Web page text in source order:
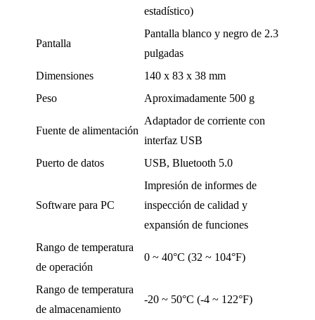
estadístico)
Pantalla
Pantalla blanco y negro de 2.3
pulgadas
Dimensiones
140 x 83 x 38 mm
Peso
Aproximadamente 500 g
Fuente de alimentación
Adaptador de corriente con
interfaz USB
Puerto de datos
USB, Bluetooth 5.0
Software para PC
Impresión de informes de
inspección de calidad y
expansión de funciones
Rango de temperatura
de operación
0 ~ 40°C (32 ~ 104°F)
Rango de temperatura
de almacenamiento
-20 ~ 50°C (-4 ~ 122°F)